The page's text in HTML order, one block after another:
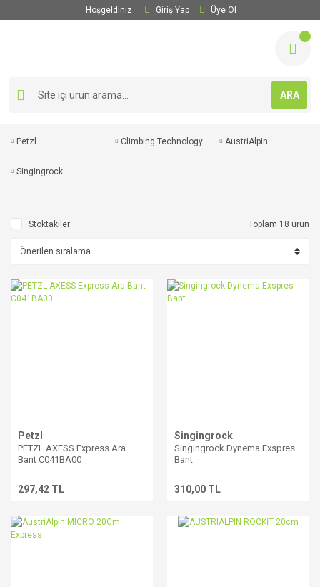
Hoşgeldiniz Giriş Yap Üye Ol
ARA
Petzl Climbing Technology AustriAlpin
Singingrock
Stoktakiler Toplam 18 ürün
Petzl
PETZL AXESS Express Ara
Bant C041BA00
297,42 TL
Singingrock
Singingrock Dynema Exspres
Bant
310,00 TL